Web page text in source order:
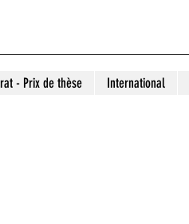
- Prix de thèse International